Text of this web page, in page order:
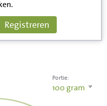
Registreren
Portie:
100 gram